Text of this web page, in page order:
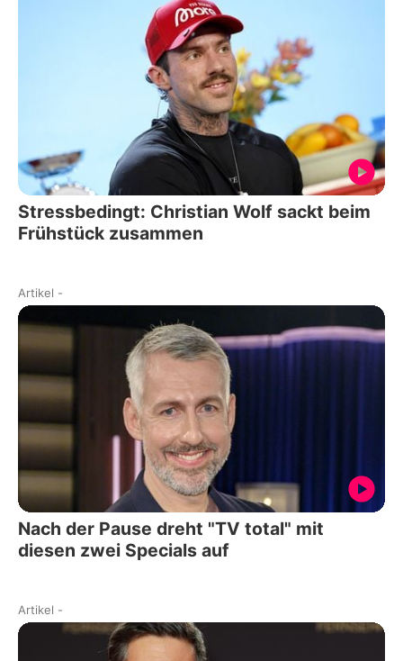
Stressbedingt: Christian Wolf sackt beim
Frühstück zusammen
Artikel -
Nach der Pause dreht "TV total" mit
diesen zwei Specials auf
Artikel -